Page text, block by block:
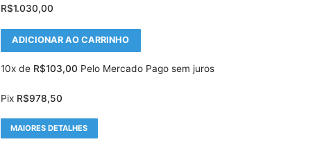
R$1.030,00
ADICIONAR AO CARRINHO
10x de R$103,00 Pelo Mercado Pago sem juros
Pix R$978,50
MAIORES DETALHES